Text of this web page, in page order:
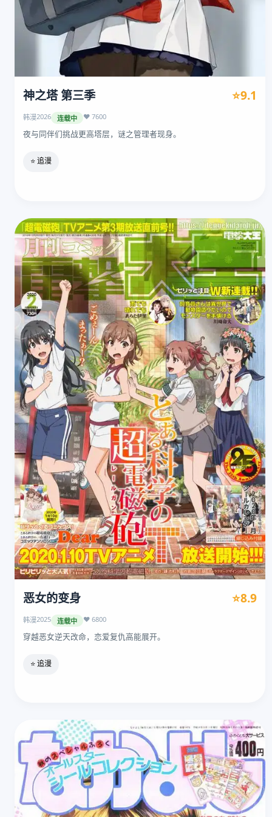
神之塔 第三季 ⭐9.1
韩漫2026 连载中 ❤️ 7600
夜与同伴们挑战更高塔层，谜之管理者现身。
⭐ 追漫
恶女的变身 ⭐8.9
韩漫2025 连载中 ❤️ 6800
穿越恶女逆天改命，恋爱复仇高能展开。
⭐ 追漫